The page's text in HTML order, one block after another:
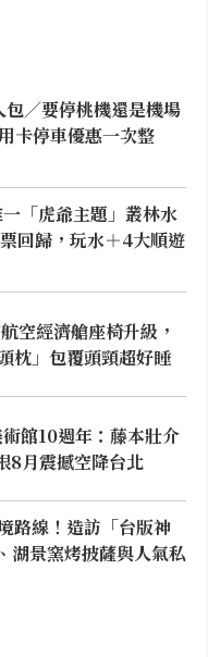
／要停桃機還是機場
卡停車優惠一次整
一「虎爺主題」叢林水
回歸，玩水＋4大順遊
空經濟艙座椅升級，
枕」包覆頭頸超好睡
館10週年：藤本壯介
8月震撼空降台北
路線！造訪「台版神
湖景窯烤披薩與人氣私